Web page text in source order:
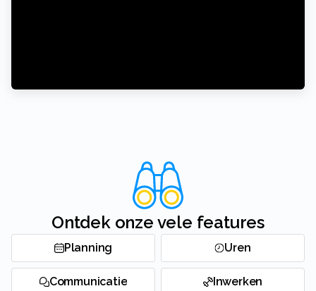
Ontdek onze vele features
Planning Uren
Communicatie Inwerken